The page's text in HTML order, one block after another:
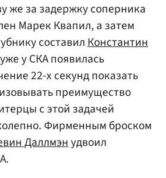
же за задержку соперника
Марек Квапил, а затем
составилКонстантин
у СКА появилась
22-х секунд показать
преимущество
с этой задачей
Фирменным броском
Даллмэнудвоил